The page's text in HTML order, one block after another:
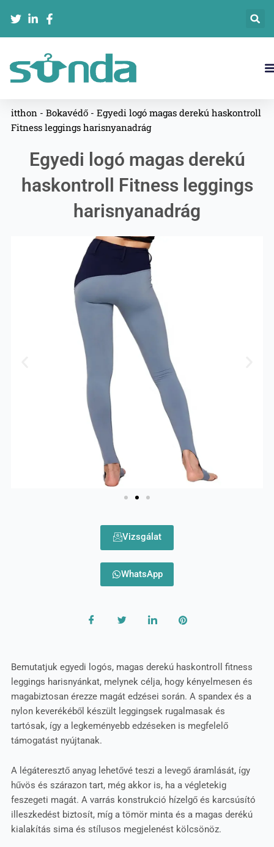
内
itthon - Bokavédő- Egyedi logó magas derekú haskontroll
Fitness leggings harisnyanadrág
Egyedi logó magas derekú
haskontroll Fitness leggings
harisnyanadrág
Vizsgálat
WhatsApp
Bemutatjuk egyedi logós, magas derekú haskontroll fitness
leggings harisnyánkat, melynek célja, hogy kényelmesen és
magabiztosan érezze magát edzései során. A spandex és a
nylon keverékéből készült leggingsek rugalmasak és
tartósak, így a legkeményebb edzéseken is megfelelő
támogatást nyújtanak.
A légáteresztő anyag lehetővé teszi a levegő áramlását, így
hűvös és szárazon tart, még akkor is, ha a végletekig
feszegeti magát. A varrás konstrukció hízelgő és karcsúsító
illeszkedést biztosít, míg a tömör minta és a magas derékú
kialakítás sima és stílusos megjelenést kölcsönöz.